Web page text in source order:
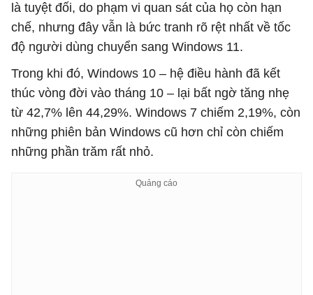
là tuyệt đối, do phạm vi quan sát của họ còn hạn
chế, nhưng đây vẫn là bức tranh rõ rệt nhất về tốc
độ người dùng chuyển sang Windows 11.
Trong khi đó, Windows 10 – hệ điều hành đã kết
thúc vòng đời vào tháng 10 – lại bất ngờ tăng nhẹ
từ 42,7% lên 44,29%. Windows 7 chiếm 2,19%, còn
những phiên bản Windows cũ hơn chỉ còn chiếm
những phần trăm rất nhỏ.